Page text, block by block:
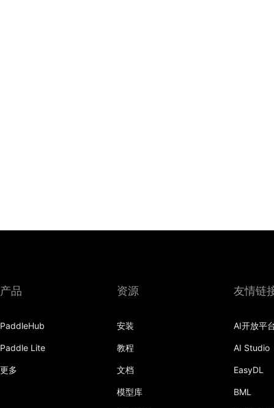
产品
PaddleHub
Paddle Lite
更多
资源
安装
教程
文档
模型库
友情链
AI开放平
AI Studio
EasyDL
BML